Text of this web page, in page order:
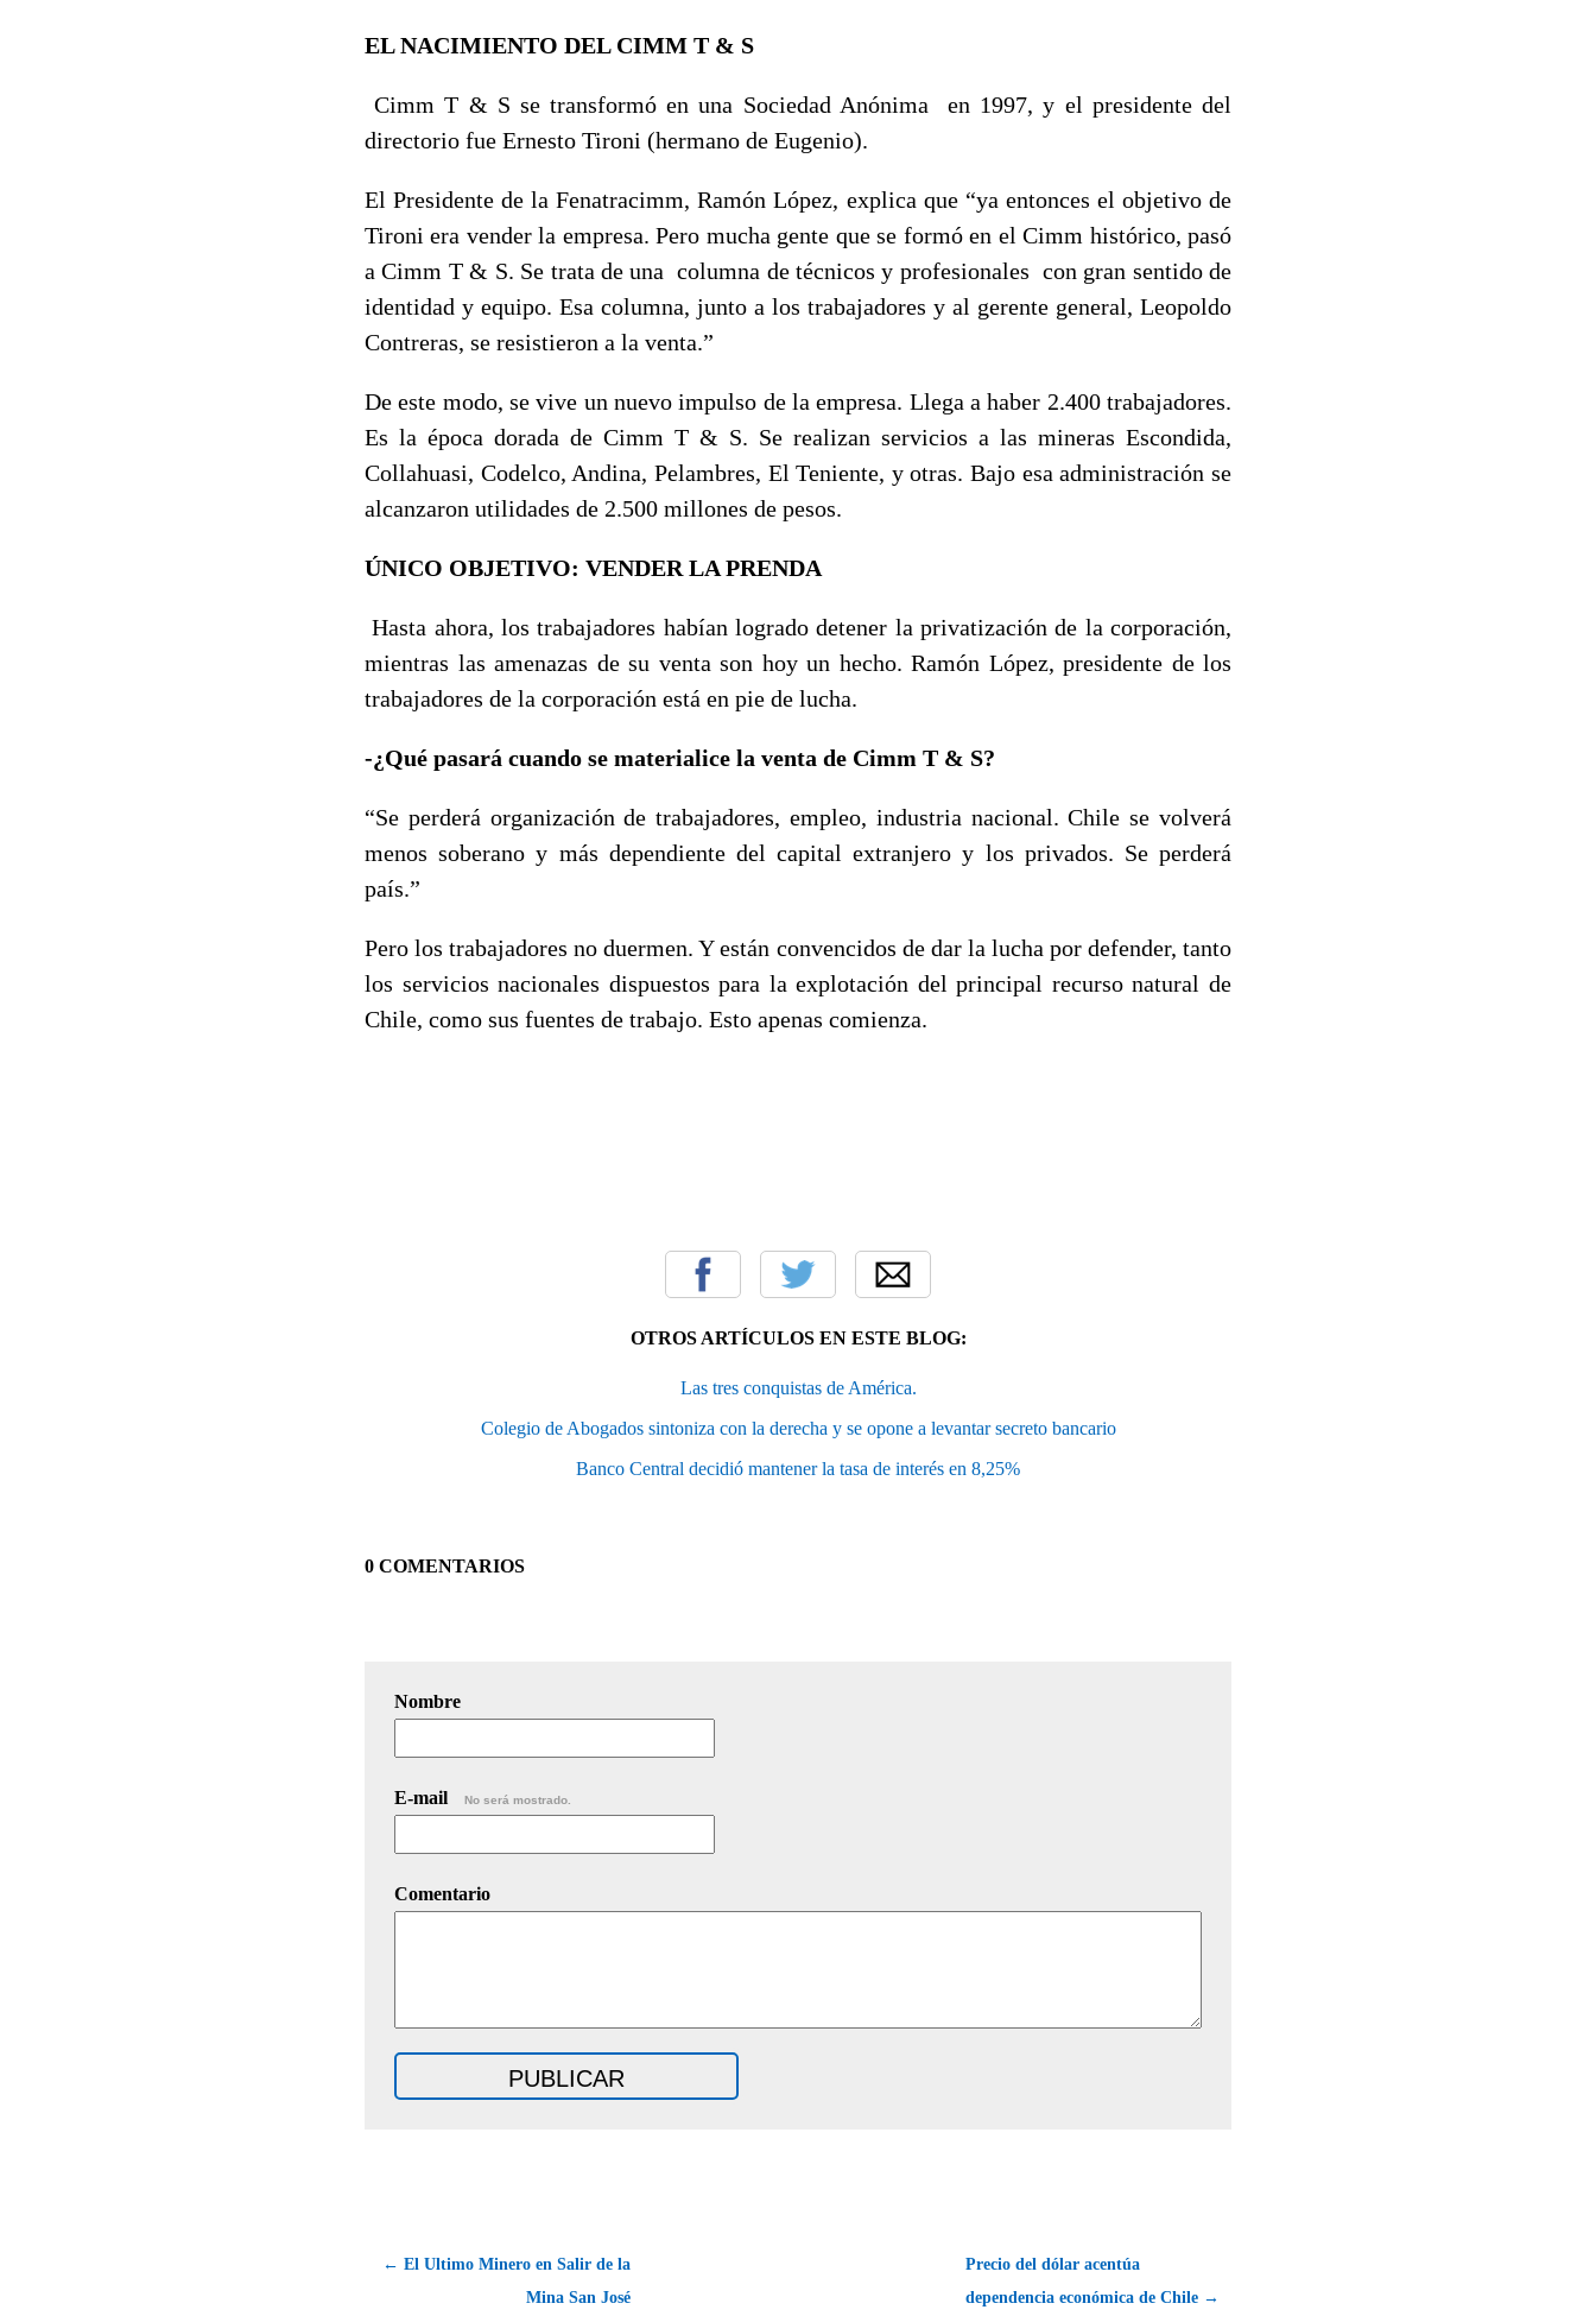
EL NACIMIENTO DEL CIMM T & S
Cimm T & S se transformó en una Sociedad Anónima en 1997, y el presidente del
directorio fue Ernesto Tironi (hermano de Eugenio).
El Presidente de la Fenatracimm, Ramón López, explica que “ya entonces el objetivo de
Tironi era vender la empresa. Pero mucha gente que se formó en el Cimm histórico, pasó
a Cimm T & S. Se trata de una columna de técnicos y profesionales con gran sentido de
identidad y equipo. Esa columna, junto a los trabajadores y al gerente general, Leopoldo
Contreras, se resistieron a la venta.”
De este modo, se vive un nuevo impulso de la empresa. Llega a haber 2.400 trabajadores.
Es la época dorada de Cimm T & S. Se realizan servicios a las mineras Escondida,
Collahuasi, Codelco, Andina, Pelambres, El Teniente, y otras. Bajo esa administración se
alcanzaron utilidades de 2.500 millones de pesos.
ÚNICO OBJETIVO: VENDER LA PRENDA
Hasta ahora, los trabajadores habían logrado detener la privatización de la corporación,
mientras las amenazas de su venta son hoy un hecho. Ramón López, presidente de los
trabajadores de la corporación está en pie de lucha.
-¿Qué pasará cuando se materialice la venta de Cimm T & S?
“Se perderá organización de trabajadores, empleo, industria nacional. Chile se volverá
menos soberano y más dependiente del capital extranjero y los privados. Se perderá
país.”
Pero los trabajadores no duermen. Y están convencidos de dar la lucha por defender, tanto
los servicios nacionales dispuestos para la explotación del principal recurso natural de
Chile, como sus fuentes de trabajo. Esto apenas comienza.
OTROS ARTÍCULOS EN ESTE BLOG:
Las tres conquistas de América.
Colegio de Abogados sintoniza con la derecha y se opone a levantar secreto bancario
Banco Central decidió mantener la tasa de interés en 8,25%
0 COMENTARIOS
Nombre
E-mail No será mostrado.
Comentario
← El Ultimo Minero en Salir de la
Mina San José
Precio del dólar acentúa
dependencia económica de Chile →